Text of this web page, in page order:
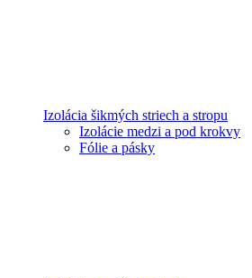
Izolácia šikmých striech a stropu
Izolácie medzi a pod krokvy
Fólie a pásky